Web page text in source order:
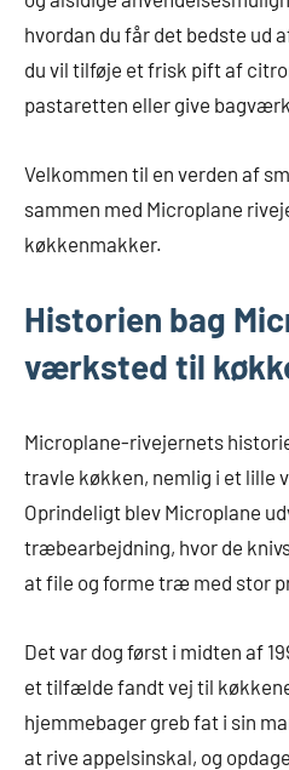
hvordan du får det bedste ud
du vil tilføje et frisk pift af
pastaretten eller give
Velkommen til en verden af
sammen med Microplane
køkkenmakker.
Historien bag
værksted til
Microplane-rivejernets
travle køkken, nemlig i et lille
Oprindeligt blev Microplane
træbearbejdning, hvor de
at file og forme træ med stor
Det var dog først i midten af
et tilfælde fandt vej til
hjemmebager greb fat i sin
at rive appelsinskal, og